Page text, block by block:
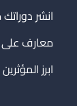
انشر
معارف على
ابرز المؤثرين